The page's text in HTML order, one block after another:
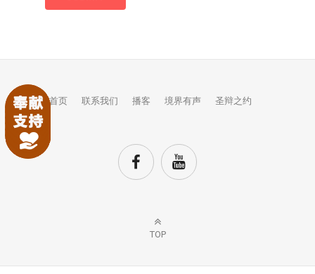
首页 联系我们 播客 境界有声 圣辩之约
TOP